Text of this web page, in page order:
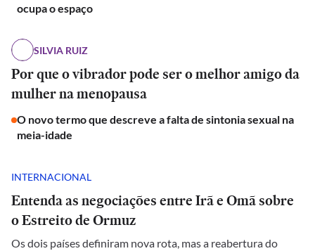
ocupa o espaço
SILVIA RUIZ
Por que o vibrador pode ser o melhor amigo da
mulher na menopausa
O novo termo que descreve a falta de sintonia sexual na
meia-idade
INTERNACIONAL
Entenda as negociações entre Irã e Omã sobre
o Estreito de Ormuz
Os dois países definiram nova rota, mas a reabertura do